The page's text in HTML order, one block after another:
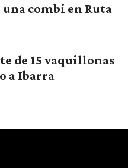
combi en Ruta
de 15 vaquillonas
a Ibarra